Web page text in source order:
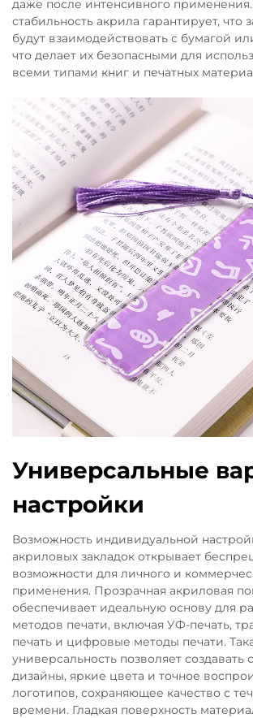
даже после интенсивного
стабильность акрила гарантирует, что
будут взаимодействовать с бумагой
что делает их безопасными для
всеми типами книг и печатных
Универсальные
настройки
Возможность индивидуальной
акриловых закладок открывает
возможности для личного и
применения. Прозрачная акриловая
обеспечивает идеальную основу для
методов печати, включая УФ-печать,
печать и цифровые методы печати.
универсальность позволяет создавать
дизайны, яркие цвета и точное
логотипов, сохраняющее качество с
времени. Гладкая поверхность